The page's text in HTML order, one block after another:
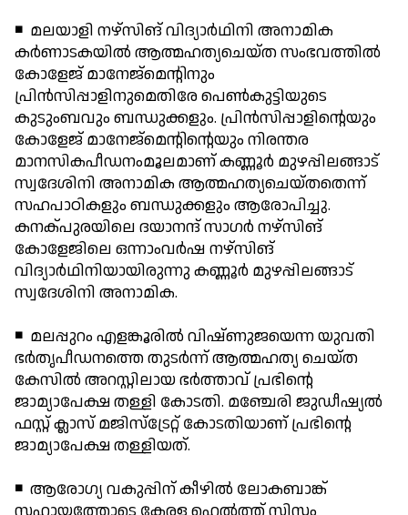
◾ മലയാളി നഴ്‌സിങ് വിദ്യാര്‍ഥിനി അനാമിക
കര്‍ണാടകയില്‍ ആത്മഹത്യചെയ്ത സംഭവത്തില്‍
കോളേജ് മാനേജ്‌മെന്റിനും
പ്രിന്‍സിപ്പാളിനുമെതിരേ പെണ്‍കുട്ടിയുടെ
കുടുംബവും ബന്ധുക്കളും. പ്രിന്‍സിപ്പാളിന്റെയും
കോളേജ് മാനേജ്‌മെന്റിന്റെയും നിരന്തര
മാനസികപീഡനംമൂലമാണ് കണ്ണൂര്‍ മുഴപ്പിലങ്ങാട്
സ്വദേശിനി അനാമിക ആത്മഹത്യചെയ്തതെന്ന്
സഹപാഠികളും ബന്ധുക്കളും ആരോപിച്ചു.
കനക്പുരയിലെ ദയാനന്ദ് സാഗര്‍ നഴ്‌സിങ്
കോളേജിലെ ഒന്നാംവര്‍ഷ നഴ്‌സിങ്
വിദ്യാര്‍ഥിനിയായിരുന്നു കണ്ണൂര്‍ മുഴപ്പിലങ്ങാട്
സ്വദേശിനി അനാമിക.
◾ മലപ്പുറം എളങ്കൂരില്‍ വിഷ്ണുജയെന്ന യുവതി
ഭര്‍തൃപീഡനത്തെ തുടര്‍ന്ന് ആത്മഹത്യ ചെയ്ത
കേസില്‍ അറസ്റ്റിലായ ഭര്‍ത്താവ് പ്രഭിന്റെ
ജാമ്യാപേക്ഷ തള്ളി കോടതി. മഞ്ചേരി ജുഡീഷ്യല്‍
ഫസ്റ്റ് ക്ലാസ് മജിസ്ട്രേറ്റ് കോടതിയാണ് പ്രഭിന്റെ
ജാമ്യാപേക്ഷ തള്ളിയത്.
◾ ആരോഗ്യ വകുപ്പിന് കീഴില്‍ ലോകബാങ്ക്